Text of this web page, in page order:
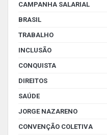
CAMPANHA SALARIAL
BRASIL
TRABALHO
INCLUSÃO
CONQUISTA
DIREITOS
SAÚDE
JORGE NAZARENO
CONVENÇÃO COLETIVA